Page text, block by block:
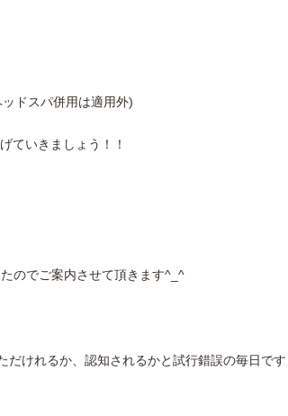
ドスパ併用は適用外)
ていきましょう！！
のでご案内させて頂きます^_^
けれるか、認知されるかと試行錯誤の毎日です